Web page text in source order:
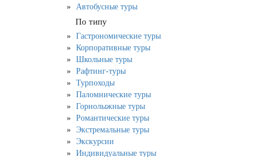
Автобусные туры
По типу
Гастрономические туры
Корпоративные туры
Школьные туры
Рафтинг-туры
Турпоходы
Паломнические туры
Горнолыжные туры
Романтические туры
Экстремальные туры
Экскурсии
Индивидуальные туры